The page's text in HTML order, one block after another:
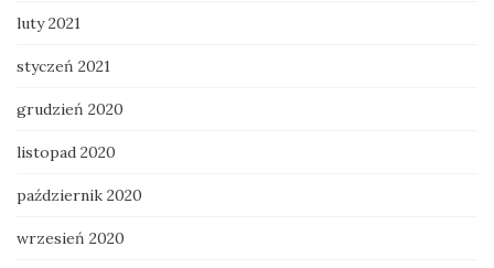
luty 2021
styczeń 2021
grudzień 2020
listopad 2020
październik 2020
wrzesień 2020